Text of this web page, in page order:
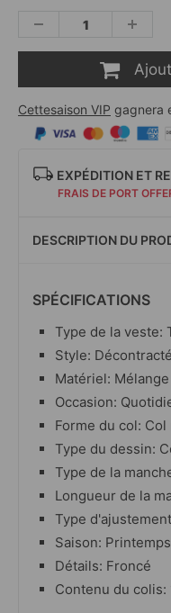
Cettesaison VIP gagnera
EXPÉDITION ET
FRAIS DE PORT
DESCRIPTION DU
SPÉCIFICATIONS
Type de la veste:
Style: Décontracté
Matériel:
Occasion:
Forme du col: Col
Type du dessin:
Type de la
Longueur de la
Type
Saison:
Détails: Froncé
Contenu du